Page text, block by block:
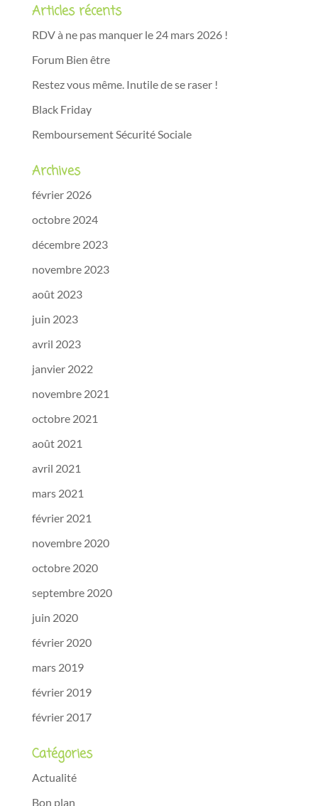
Articles récents
RDV à ne pas manquer le 24 mars 2026 !
Forum Bien être
Restez vous même. Inutile de se raser !
Black Friday
Remboursement Sécurité Sociale
Archives
février 2026
octobre 2024
décembre 2023
novembre 2023
août 2023
juin 2023
avril 2023
janvier 2022
novembre 2021
octobre 2021
août 2021
avril 2021
mars 2021
février 2021
novembre 2020
octobre 2020
septembre 2020
juin 2020
février 2020
mars 2019
février 2019
février 2017
Catégories
Actualité
Bon plan